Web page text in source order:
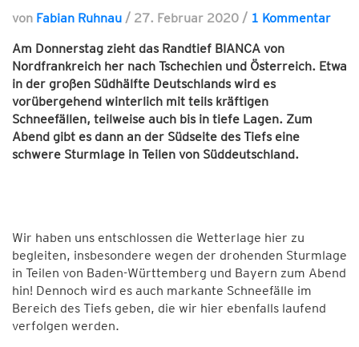
von Fabian Ruhnau / 27. Februar 2020 / 1 Kommentar
Am Donnerstag zieht das Randtief BIANCA von
Nordfrankreich her nach Tschechien und Österreich. Etwa
in der großen Südhälfte Deutschlands wird es
vorübergehend winterlich mit teils kräftigen
Schneefällen, teilweise auch bis in tiefe Lagen. Zum
Abend gibt es dann an der Südseite des Tiefs eine
schwere Sturmlage in Teilen von Süddeutschland.
Wir haben uns entschlossen die Wetterlage hier zu
begleiten, insbesondere wegen der drohenden Sturmlage
in Teilen von Baden-Württemberg und Bayern zum Abend
hin! Dennoch wird es auch markante Schneefälle im
Bereich des Tiefs geben, die wir hier ebenfalls laufend
verfolgen werden.